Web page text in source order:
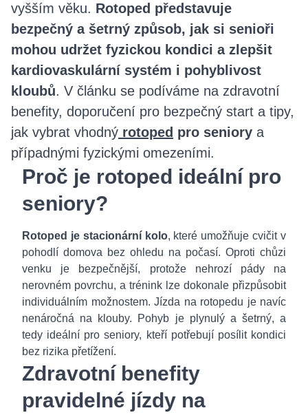
vyšším věku. Rotoped představuje
bezpečný a šetrný způsob, jak si senioři
mohou udržet fyzickou kondici a zlepšit
kardiovaskulární systém i pohyblivost
kloubů. V článku se podíváme na zdravotní
benefity, doporučení pro bezpečný start a tipy,
jak vybrat vhodný rotoped pro seniory a
případnými fyzickými omezeními.
Proč je rotoped ideální pro
seniory?
Rotoped je stacionární kolo, které umožňuje cvičit v
pohodlí domova bez ohledu na počasí. Oproti chůzi
venku je bezpečnější, protože nehrozí pády na
nerovném povrchu, a trénink lze dokonale přizpůsobit
individuálním možnostem. Jízda na rotopedu je navíc
nenáročná na klouby. Pohyb je plynulý a šetrný, a
tedy ideální pro seniory, kteří potřebují posílit kondici
bez rizika přetížení.
Zdravotní benefity
pravidelné jízdy na